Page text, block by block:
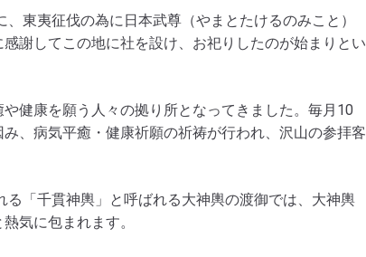
東夷征伐の為に日本武尊（やまとたけるのみこと）
謝してこの地に社を設け、お祀りしたのが始まりとい
健康を願う人々の拠り所となってきました。毎月10
、病気平癒・健康祈願の祈祷が行われ、沢山の参拝客
「千貫神輿」と呼ばれる大神輿の渡御では、大神輿
気に包まれます。